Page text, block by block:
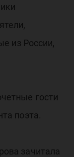
из России,
гости
поэта.
зачитала